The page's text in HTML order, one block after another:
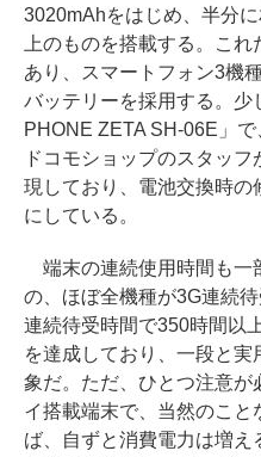
3020mAhをはじめ、半分
上のものを搭載する。こ
あり、スマートフォン3機
バッテリーを採用する。少
PHONE ZETA SH-06E」で
ドコモショップのスタッ
現しており、電池交換時の
にしている。
端末の連続使用時間も一
の、ほぼ全機種が3G連続
連続待受時間で350時間以
を達成しており、一段と
象だ。ただ、ひとつ注意が
イ搭載端末で、当然のこ
ば、自ずと消費電力は増